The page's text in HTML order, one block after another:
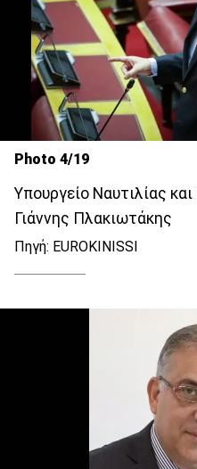
Photo 4/19
Υπουργείο Ναυτιλίας
Γιάννης Πλακιωτάκης
Πηγή: EUROKINISSI